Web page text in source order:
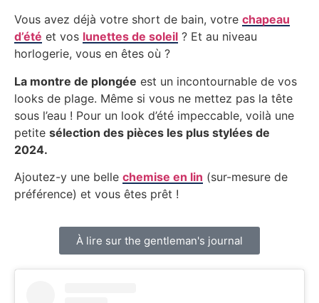
Vous avez déjà votre short de bain, votre chapeau
d’été et vos lunettes de soleil ? Et au niveau
horlogerie, vous en êtes où ?
La montre de plongée est un incontournable de vos
looks de plage. Même si vous ne mettez pas la tête
sous l’eau ! Pour un look d’été impeccable, voilà une
petite sélection des pièces les plus stylées de
2024.
Ajoutez-y une belle chemise en lin (sur-mesure de
préférence) et vous êtes prêt !
À lire sur the gentleman's journal